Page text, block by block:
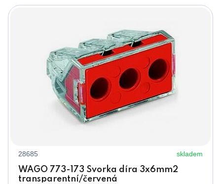
28685 skladem
WAGO 773-173 Svorka díra 3x6mm2
transparentní/červená